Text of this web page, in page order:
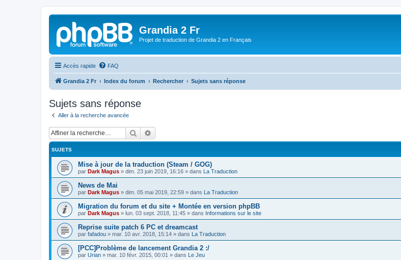
Grandia 2 Fr
Projet de traduction de Grandia 2 en Français
Accès rapide FAQ
Grandia 2 Fr Index du forum Rechercher Sujets sans réponse
Sujets sans réponse
Aller à la recherche avancée
Rechercher
SUJETS
Mise à jour de la traduction (Steam / GOG)
par Dark Magus » dim. 23 juin 2019, 16:16 » dans La Traduction
News de Mai
par Dark Magus » dim. 05 mai 2019, 22:59 » dans La Traduction
Migration du forum et du site + Montée en version phpBB
par Dark Magus » lun. 03 sept. 2018, 11:45 » dans Informations sur le site
Reprise suite patch 6 PC et dreamcast
par fafadou » mar. 10 avr. 2018, 15:14 » dans La Traduction
[PCC]Problème de lancement Grandia 2 :/
par Urian » mar. 10 févr. 2015, 00:01 » dans Le Jeu